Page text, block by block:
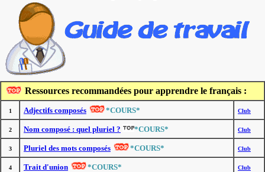
Ressources recommandées pour apprendre le français :
1 Adjectifs composés *COURS* Club
2 Nom composé : quel pluriel ? *COURS* Club
3 Pluriel des mots composés *COURS* Club
4 Trait d'union *COURS* Club